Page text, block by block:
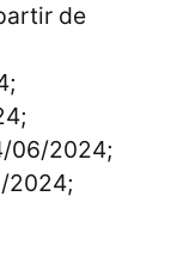
de
06/2024;
2024;